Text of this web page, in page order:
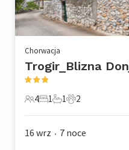
Chorwacja
Trogir_Blizna
4 Goście
4
1 Sypialnia
1
1 Łazienka
1
2 Zwierzęta
2
16 wrz • 7 noce